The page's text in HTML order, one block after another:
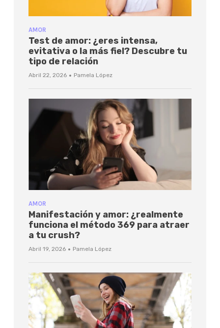
AMOR
Test de amor: ¿eres intensa,
evitativa o la más fiel? Descubre tu
tipo de relación
Abril 22, 2026 · Pamela López
AMOR
Manifestación y amor: ¿realmente
funciona el método 369 para atraer
a tu crush?
Abril 19, 2026 · Pamela López